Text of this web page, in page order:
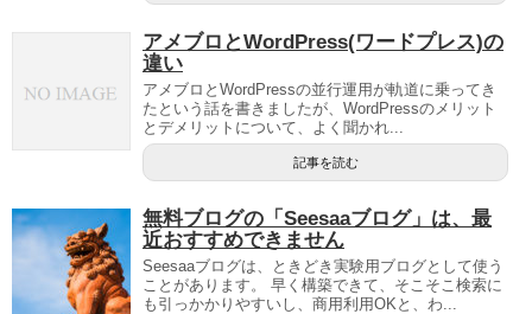
アメブロとWordPress(ワードプレス)の
違い
アメブロとWordPressの並行運用が軌道に乗ってき
たという話を書きましたが、WordPressのメリット
とデメリットについて、よく聞かれ...
記事を読む
無料ブログの「Seesaaブログ」は、最
近おすすめできません
Seesaaブログは、ときどき実験用ブログとして使う
ことがあります。 早く構築できて、そこそこ検索に
も引っかかりやすいし、商用利用OKと、わ...